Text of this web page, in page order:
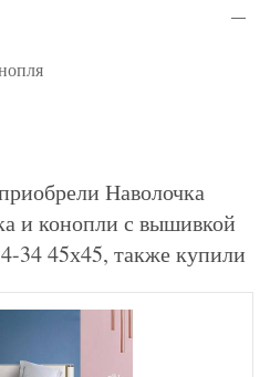
Наволочка
и конопли с вышивкой
34 45х45, также купили